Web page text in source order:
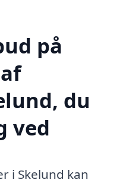
på
du
ved
i Skelund kan